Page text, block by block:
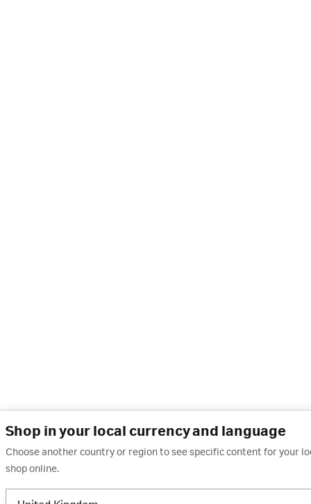
Shop in your local currency and language
Choose another country or region to see specific content for your
shop online.